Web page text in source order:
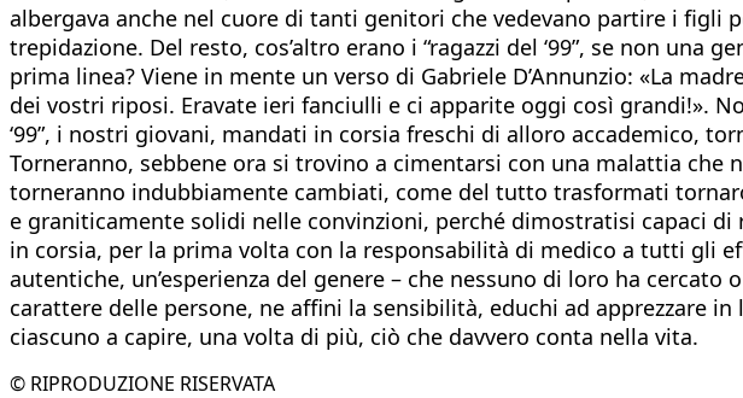
albergava anche nel cuore di tanti genitori che vedevano partire i figli
trepidazione. Del resto, cos’altro erano i “ragazzi del ‘99”, se non
prima linea? Viene in mente un verso di Gabriele D’Annunzio: «La
dei vostri riposi. Eravate ieri fanciulli e ci apparite oggi così grandi!».
‘99”, i nostri giovani, mandati in corsia freschi di alloro accademico,
Torneranno, sebbene ora si trovino a cimentarsi con una malattia
torneranno indubbiamente cambiati, come del tutto trasformati
e graniticamente solidi nelle convinzioni, perché dimostratisi capaci
in corsia, per la prima volta con la responsabilità di medico a tutti gli
autentiche, un’esperienza del genere – che nessuno di loro ha
carattere delle persone, ne affini la sensibilità, educhi ad apprezzare
ciascuno a capire, una volta di più, ciò che davvero conta nella vita.
© RIPRODUZIONE RISERVATA